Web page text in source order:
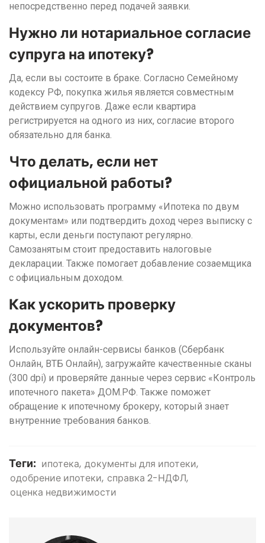
непосредственно перед подачей заявки.
Нужно ли нотариальное согласие
супруга на ипотеку?
Да, если вы состоите в браке. Согласно Семейному
кодексу РФ, покупка жилья является совместным
действием супругов. Даже если квартира
регистрируется на одного из них, согласие второго
обязательно для банка.
Что делать, если нет
официальной работы?
Можно использовать программу «Ипотека по двум
документам» или подтвердить доход через выписку с
карты, если деньги поступают регулярно.
Самозанятым стоит предоставить налоговые
декларации. Также помогает добавление созаемщика
с официальным доходом.
Как ускорить проверку
документов?
Используйте онлайн-сервисы банков (Сбербанк
Онлайн, ВТБ Онлайн), загружайте качественные сканы
(300 dpi) и проверяйте данные через сервис «Контроль
ипотечного пакета» ДОМ.РФ. Также поможет
обращение к ипотечному брокеру, который знает
внутренние требования банков.
Теги: ипотека документы для ипотеки
одобрение ипотеки справка 2-НДФЛ
оценка недвижимости